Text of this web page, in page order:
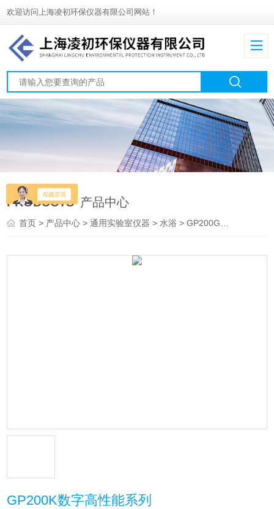
欢迎访问上海凌初环保仪器有限公司网站！
PRODUCTS 产品中心
首页> 产品中心 >通用实验室仪器 >水浴 > GP200GP200K数字高性能系列
GP200K数字高性能系列